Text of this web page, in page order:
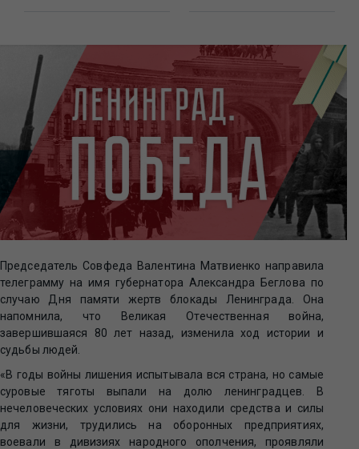
Председатель Совфеда Валентина Матвиенко направила
телеграмму на имя губернатора Александра Беглова по
случаю Дня памяти жертв блокады Ленинграда. Она
напомнила, что Великая Отечественная война,
завершившаяся 80 лет назад, изменила ход истории и
судьбы людей.
«В годы войны лишения испытывала вся страна, но самые
суровые тяготы выпали на долю ленинградцев. В
нечеловеческих условиях они находили средства и силы
для жизни, трудились на оборонных предприятиях,
воевали в дивизиях народного ополчения, проявляли